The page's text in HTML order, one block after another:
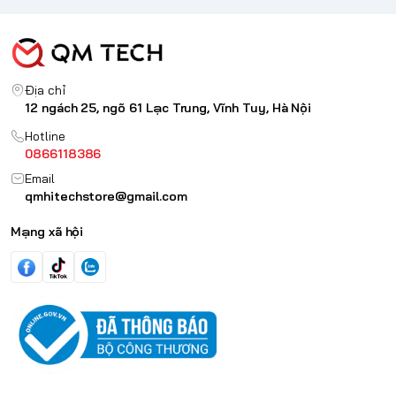
Địa chỉ
12 ngách 25, ngõ 61 Lạc Trung, Vĩnh Tuy, Hà Nội
Hotline
0866118386
Email
qmhitechstore@gmail.com
Mạng xã hội